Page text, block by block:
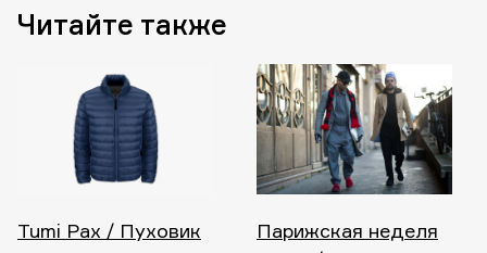
Читайте также
Tumi Pax / Пуховик
Парижская неделя